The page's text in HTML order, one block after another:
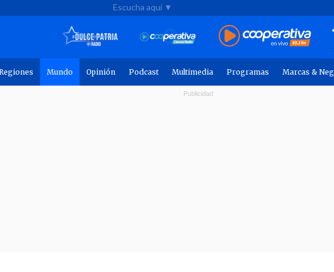
Escucha aquí ▼
Mundo Opinión Podcast Multimedia Programas Marcas &